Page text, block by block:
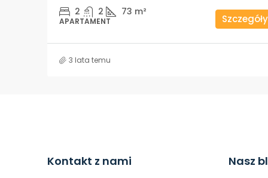
2 2 73 m²
APARTAMENT Szczegóły
3 lata temu
Kontakt z nami Nasz